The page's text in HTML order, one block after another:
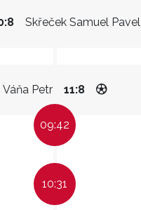
Skřeček Samuel Pavel
Váňa Petr 11:8
09:42
10:31